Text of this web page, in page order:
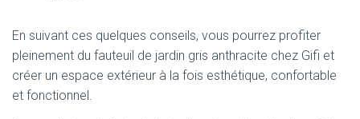
En suivant ces quelques conseils, vous pourrez profiter
pleinement du fauteuil de jardin gris anthracite chez Gifi et
créer un espace extérieur à la fois esthétique, confortable
et fonctionnel.